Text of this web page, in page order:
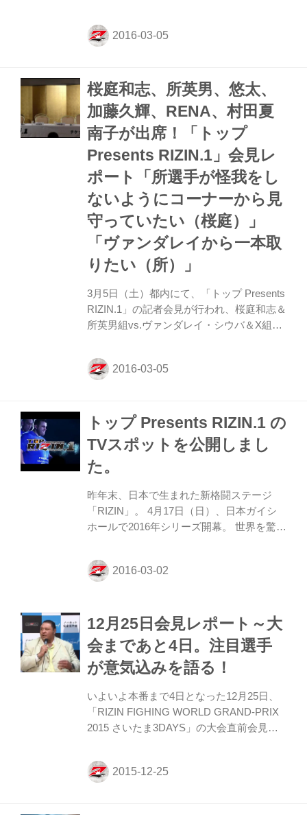
い！ YouTube RIZIN FIGHTING
FEDERATION 公式チャンネル 名称： トッ
会場： 日本ガイシホール 主催： RIZIN
FIGHTING FEDERATION 特別協賛： 株式
会社トップ 協力： 東海テレビ放送 アクセ
ス： 日本ガイシホール 愛知県名古屋市南
区東...
桜庭和志、所英男、悠太、
加藤久輝、RENA、村田夏
南子が出席！「トップ
Presents RIZIN.1」会見レ
ポート「所選手が怪我をし
ないようにコーナーから見
守っていたい（桜庭）」
「ヴァンダレイから一本取
りたい（所）」
3月5日（土）都内にて、「トップ Presents
RIZIN.1」の記者会見が行われ、桜庭和志＆
所英男組vs.ヴァンダレイ・シウバ＆X組の
チ）、悠太vs.加藤久輝のスペシャルワンマ
ッチ、そしてRENA、村田夏南子の正式参
長、桜庭和志、所英男、RENA、村田夏南
子、悠太、加藤久輝が登壇。榊原実行委員
長は「世界のみなさんにRIZINが愛しても
らえるようになるためには、この一年が勝
が、ここからは怒涛の勢いで発表してい
く」と意気込みを語...
トップ Presents RIZIN.1 の
TVスポットを公開しまし
た。
昨年末、日本で生まれた新格闘ステージ
「RIZIN」。 4月17日（日）、日本ガイシ
ホールで2016年シリーズ開幕。 世界を驚か
RIZIN.1 日時： 2016年4月17日（日） 開
場： 14時00分／開始：15時00分 会場： 日
協力： 東海テレビ放送 アクセス： 日本ガ
イシホール 愛知県名古屋市南区東又兵ヱ町
5丁目1番地の16 【交通】 JR東海道本線 笠
寺駅 徒歩3分 Twitter： @rizin_PR
12月25日会見レポート～大
会まであと4日。注目選手
が意気込みを語る！
いよいよ本番まで4日となった12月25日、
「RIZIN FIGHING WORLD GRAND-PRIX
2015 さいたま3DAYS」の大会直前会見が
委員長、髙田延彦大会統括本部長、バル
ト、シング・心・ジャディブ、RENA、曙